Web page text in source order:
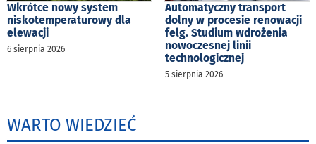
Wkrótce nowy system
niskotemperaturowy dla
elewacji
6 sierpnia 2026
Automatyczny transport
dolny w procesie renowacji
felg. Studium wdrożenia
nowoczesnej linii
technologicznej
5 sierpnia 2026
WARTO WIEDZIEĆ